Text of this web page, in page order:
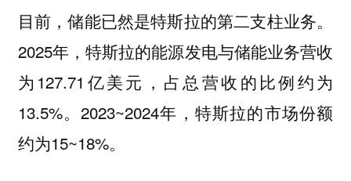
目前，储能已然是特斯拉的第二支柱业务。
2025年，特斯拉的能源发电与储能业务营收
为127.71亿美元，占总营收的比例约为
13.5%。2023~2024年，特斯拉的市场份额
约为15~18%。